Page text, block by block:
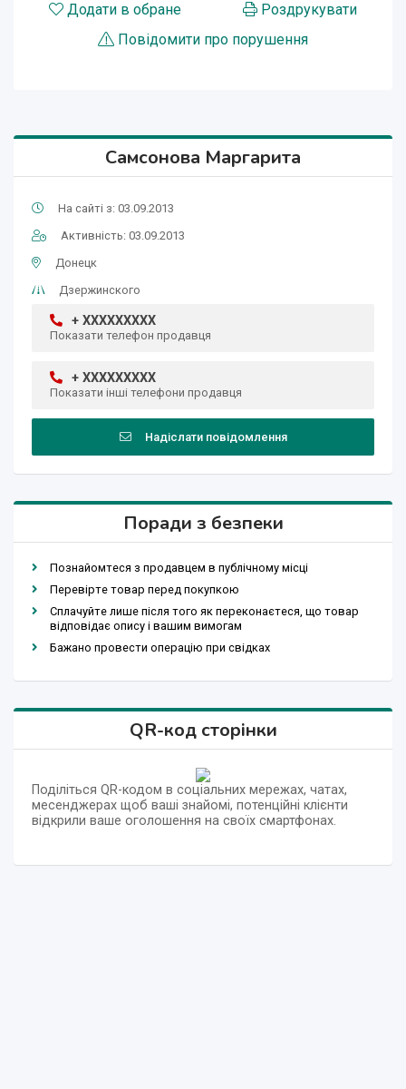
Додати в обране
Роздрукувати
Повідомити про порушення
Самсонова Маргарита
На сайті з: 03.09.2013
Активність: 03.09.2013
Донецк
Дзержинского
+ XXXXXXXXX
Показати телефон продавця
+ XXXXXXXXX
Показати інші телефони продавця
Надіслати повідомлення
Поради з безпеки
Познайомтеся з продавцем в публічному місці
Перевірте товар перед покупкою
Сплачуйте лише після того як переконаєтеся, що товар
відповідає опису і вашим вимогам
Бажано провести операцію при свідках
QR-код сторінки
Поділіться QR-кодом в соціальних мережах, чатах,
месенджерах щоб ваші знайомі, потенційні клієнти
відкрили ваше оголошення на своїх смартфонах.